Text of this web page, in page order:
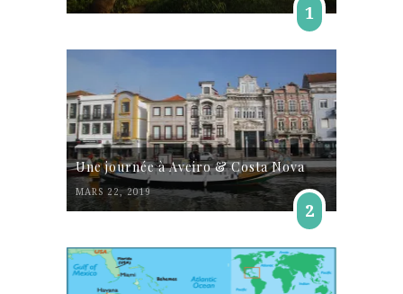
1
Une journée à Aveiro & Costa Nova
MARS 22, 2019
2